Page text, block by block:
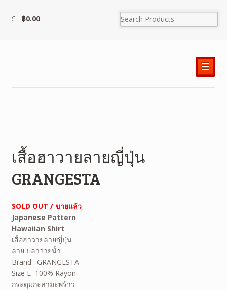
฿0.00
☰
เสื้อฮาวายลายญี่ปุ่น
GRANGESTA
SOLD OUT / ขายแล้ว
Japanese Pattern
Hawaiian Shirt
เสื้อฮาวายลายญี่ปุ่น
ลาย ปลาว่ายน้ำ
Brand : GRANGESTA
Size L 100% Rayon
กระดุมกะลามะพร้าว